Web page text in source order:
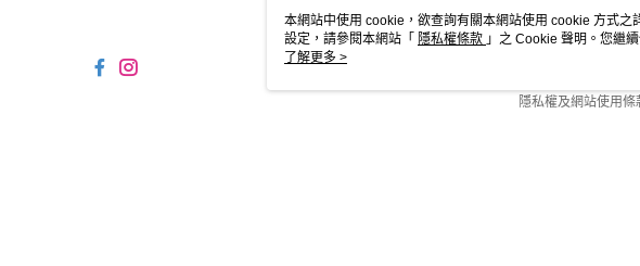
關於我們
隱私權及網站使用條
本網站中使用 cookie，欲查詢有關本網站使用 cookie 方式
設定，請參閱本網站「 隱私權條款 」之 Cookie 聲明。您繼
使用 cookie。
了解更多 >